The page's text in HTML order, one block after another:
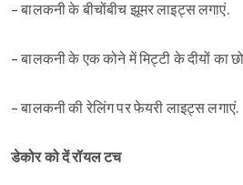
- बालकनी के बीचोंबीच झूमर लाइट्स लगाएं.
- बालकनी के एक कोने में मिट्टी के दीयों का
- बालकनी की रेलिंग पर फेयरी लाइट्स लगाएं.
डेकोर को दें रॉयल टच